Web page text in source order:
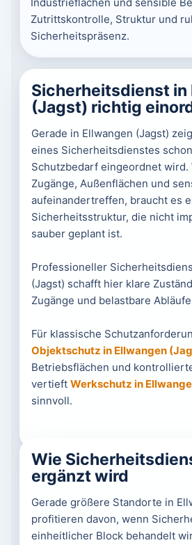
Zutrittskontrolle, Struktur und
Sicherheitspräsenz.
Sicherheitsdienst in
(Jagst) richtig
Gerade in Ellwangen (Jagst)
eines Sicherheitsdienstes
Schutzbedarf eingeordnet wird.
Zugänge, Außenflächen und
aufeinandertreffen, braucht es
Sicherheitsstruktur, die nicht
sauber geplant ist.
Professioneller
(Jagst) schafft hier klare
Zugänge und belastbare
Für klassische
Objektschutz in Ellwangen
Betriebsflächen und
vertieft Werkschutz in
sinnvoll.
Wie
ergänzt wird
Gerade größere Standorte in
profitieren davon, wenn
einheitlicher Block behandelt